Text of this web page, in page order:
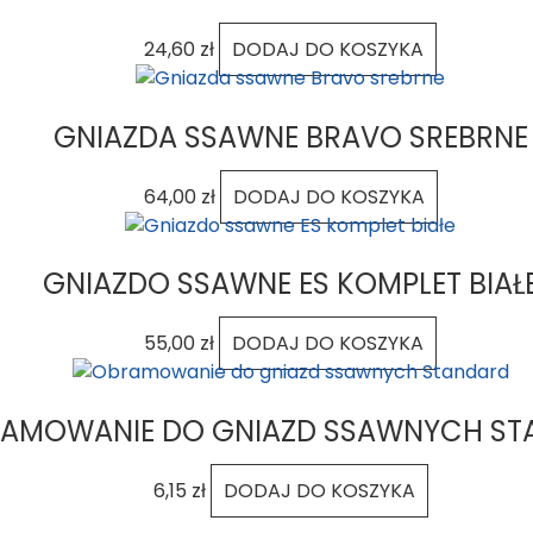
24,60 zł DODAJ DO KOSZYKA
GNIAZDA SSAWNE BRAVO SREBRNE
64,00 zł DODAJ DO KOSZYKA
GNIAZDO SSAWNE ES KOMPLET
55,00 zł DODAJ DO KOSZYKA
DO GNIAZD SSAWNYCH
6,15 zł DODAJ DO KOSZYKA